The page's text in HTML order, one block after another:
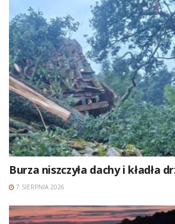
Burza niszczyła dachy i kładła
7 SIERPNIA 2026